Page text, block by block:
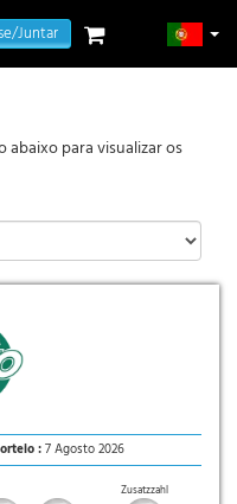
Juntar
abaixo para visualizar os
:7 Agosto 2026
Zusatzzahl